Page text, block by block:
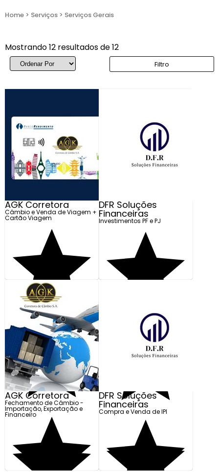
Home > Serviços > Serviços Gerais
Mostrando 12 resultados de 12
Filtro
AGK Corretora
Câmbio e Venda de Viagem +
Cartão Viagem
DFR Soluções
Financeiras
Investimentos PF e PJ
AGK Corretora
Fechamento de Câmbio -
Importação, Exportação e
Financeiro
DFR Soluções
Financeiras
Compra e Venda de IPI